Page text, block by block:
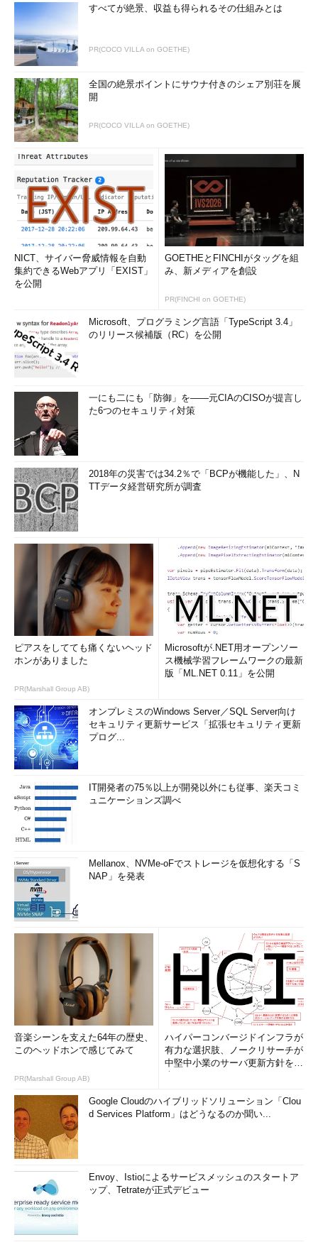
すべてが絶景、収益も得られるその仕組みとは
PR(COCO VILLA on GOETHE)
全国の絶景ポイントにサウナ付きのシェア別荘を展
開
PR(COCO VILLA on GOETHE)
NICT、サイバー脅威情報を自動
集約できるWebアプリ「EXIST」
を公開
GOETHEとFINCHIがタッグを組
み、新メディアを創設
PR(FINCHI on GOETHE)
Microsoft、プログラミング言語「TypeScript 3.4」
のリリース候補版（RC）を公開
一にも二にも「防御」を――元CIAのCISOが提言し
た6つのセキュリティ対策
2018年の災害では34.2％で「BCPが機能した」、N
TTデータ経営研究所が調査
ピアスをしてても痛くないヘッド
ホンがありました
PR(Marshall Group AB)
Microsoftが.NET用オープンソー
ス機械学習フレームワークの最新
版「ML.NET 0.11」を公開
オンプレミスのWindows Server／SQL Server向け
セキュリティ更新サービス「拡張セキュリティ更新
プログ...
IT開発者の75％以上が開発以外にも従事、楽天コミ
ュニケーションズ調べ
Mellanox、NVMe-oFでストレージを仮想化する「S
NAP」を発表
音楽シーンを支えた64年の歴史、
このヘッドホンで感じてみて
PR(Marshall Group AB)
ハイパーコンバージドインフラが
有力な選択肢、ノークリサーチが
中堅中小業のサーバ更新方針を調
Google Cloudのハイブリッドソリューション「Clou
d Services Platform」はどうなるのか聞い...
Envoy、Istioによるサービスメッシュのスタートア
ップ、Tetrateが正式デビュー